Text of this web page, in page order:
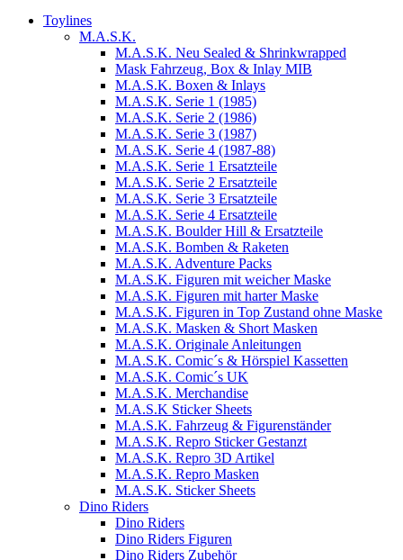
Toylines
M.A.S.K.
M.A.S.K. Neu Sealed & Shrinkwrapped
Mask Fahrzeug, Box & Inlay MIB
M.A.S.K. Boxen & Inlays
M.A.S.K. Serie 1 (1985)
M.A.S.K. Serie 2 (1986)
M.A.S.K. Serie 3 (1987)
M.A.S.K. Serie 4 (1987-88)
M.A.S.K. Serie 1 Ersatzteile
M.A.S.K. Serie 2 Ersatzteile
M.A.S.K. Serie 3 Ersatzteile
M.A.S.K. Serie 4 Ersatzteile
M.A.S.K. Boulder Hill & Ersatzteile
M.A.S.K. Bomben & Raketen
M.A.S.K. Adventure Packs
M.A.S.K. Figuren mit weicher Maske
M.A.S.K. Figuren mit harter Maske
M.A.S.K. Figuren in Top Zustand ohne Maske
M.A.S.K. Masken & Short Masken
M.A.S.K. Originale Anleitungen
M.A.S.K. Comic´s & Hörspiel Kassetten
M.A.S.K. Comic´s UK
M.A.S.K. Merchandise
M.A.S.K Sticker Sheets
M.A.S.K. Fahrzeug & Figurenständer
M.A.S.K. Repro Sticker Gestanzt
M.A.S.K. Repro 3D Artikel
M.A.S.K. Repro Masken
M.A.S.K. Sticker Sheets
Dino Riders
Dino Riders
Dino Riders Figuren
Dino Riders Zubehör